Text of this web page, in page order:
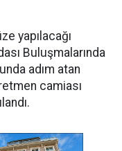
yapılacağı
Buluşmalarında
adım atan
camiası